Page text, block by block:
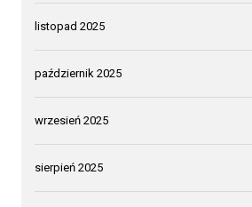
listopad 2025
październik 2025
wrzesień 2025
sierpień 2025